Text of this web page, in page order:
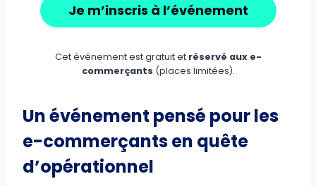
Je m’inscris à l’événement
Cet événement est gratuit et réservé aux e-
commerçants (places limitées).
Un événement pensé pour les
e-commerçants en quête
d’opérationnel